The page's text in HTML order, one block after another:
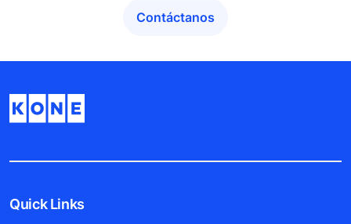
Contáctanos
Quick Links